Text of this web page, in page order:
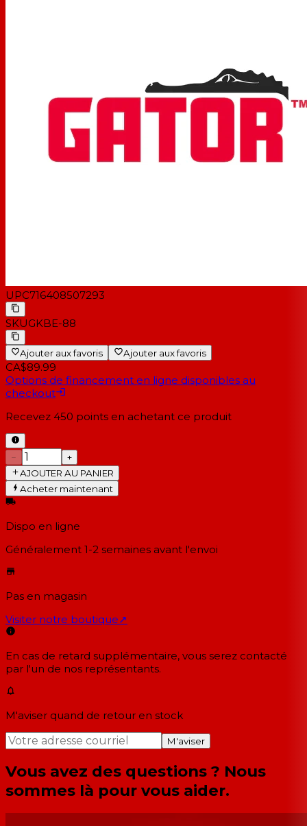
UPC716408507293
SKUGKBE-88
Ajouter aux favoris Ajouter aux favoris
CA$89.99
Options de financement en ligne disponibles au
checkout
Recevez 450 points en achetant ce produit
−
+
AJOUTER AU PANIER
Acheter maintenant
Dispo en ligne
Généralement 1-2 semaines avant l'envoi
Pas en magasin
Visiter notre boutique↗
En cas de retard supplémentaire, vous serez contacté
par l'un de nos représentants.
M'aviser quand de retour en stock
M'aviser
Vous avez des questions ? Nous
sommes là pour vous aider.